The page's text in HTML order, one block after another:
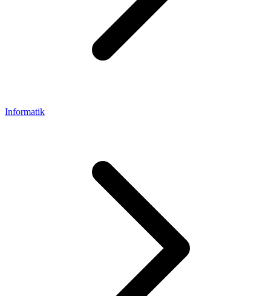
Informatik